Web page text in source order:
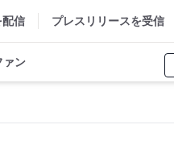
配信 プレスリリースを受信
ァン